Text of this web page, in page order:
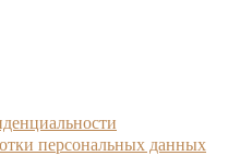
персональных данных